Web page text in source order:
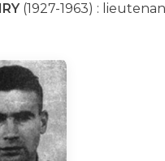
(1927-1963) :